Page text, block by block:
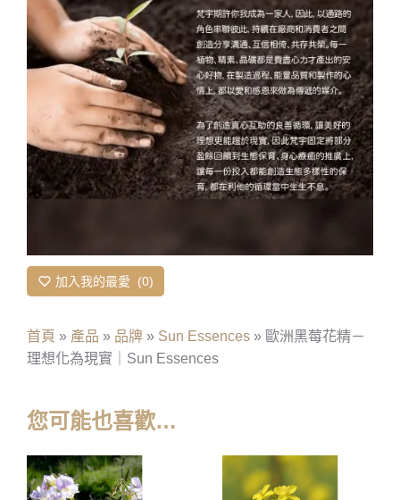
加入我的最愛 0
首頁 » 產品 » 品牌 » Sun Essences » 歐洲黑莓花精－
理想化為現實｜Sun Essences
您可能也喜歡…